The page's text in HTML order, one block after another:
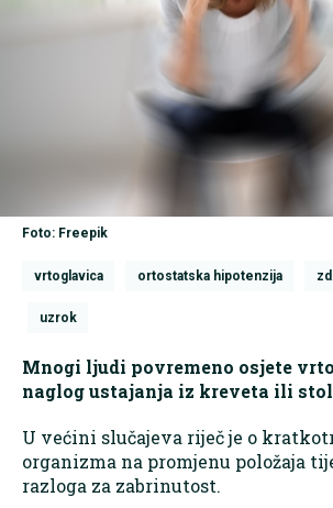
Foto: Freepik
vrtoglavica ortostatska hipotenzija
uzrok
Mnogi ljudi povremeno osjete
naglog ustajanja iz kreveta ili
U većini slučajeva riječ je o
organizma na promjenu položaja
razloga za zabrinutost.